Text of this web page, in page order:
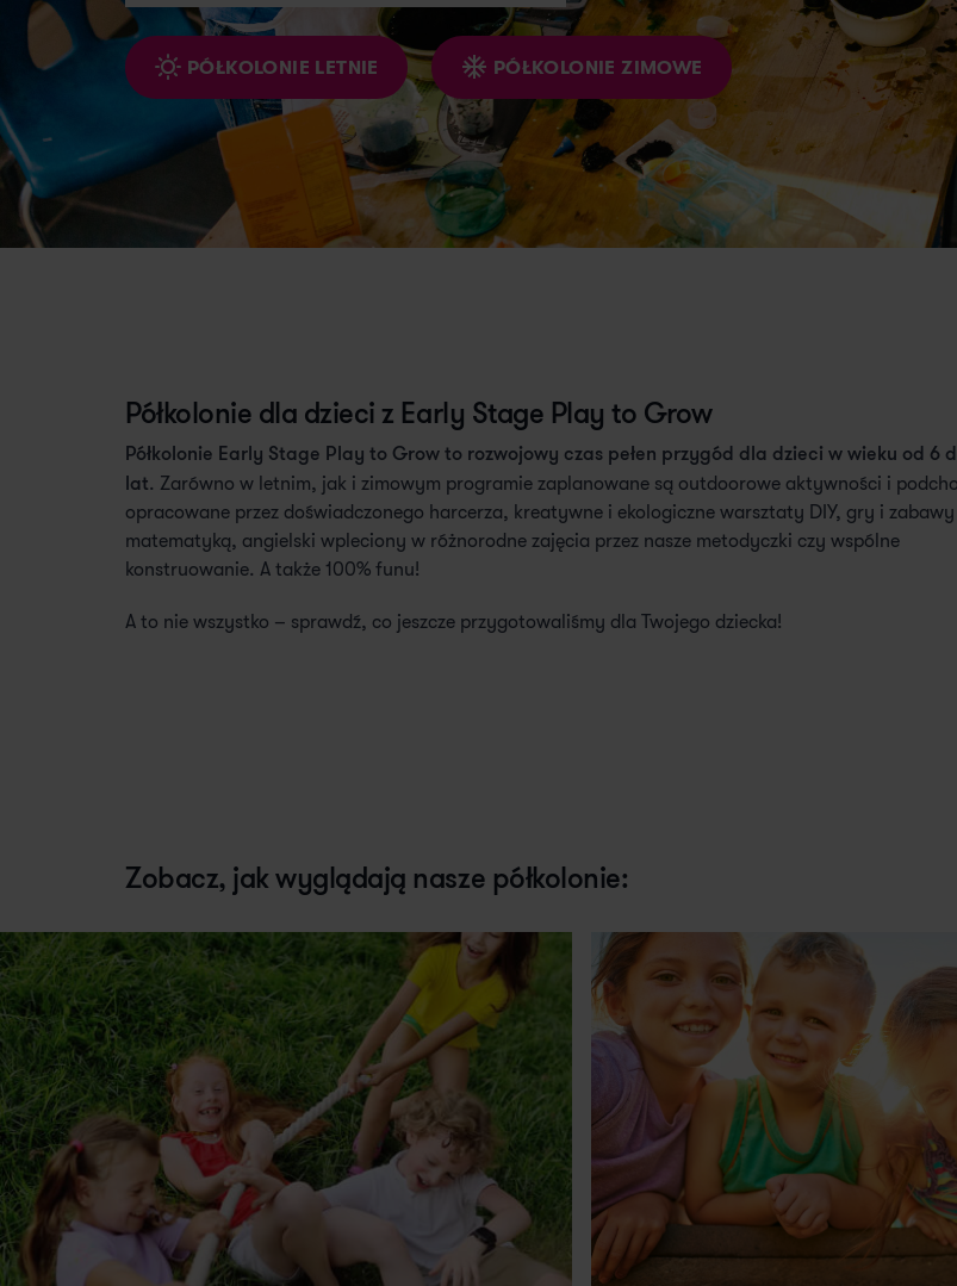
PÓŁKOLONIE LETNIE PÓŁKOLONIE ZIMOWE
Półkolonie dla dzieci z Early Stage Play to Grow
Półkolonie Early Stage Play to Grow to rozwojowy czas pełen przygód dla dzieci w wieku od 6
lat. Zarówno w letnim, jak i zimowym programie zaplanowane są outdoorowe aktywności i
opracowane przez doświadczonego harcerza, kreatywne i ekologiczne warsztaty DIY, gry i zabawy
matematyką, angielski wpleciony w różnorodne zajęcia przez nasze metodyczki czy wspólne
konstruowanie. A także 100% funu!
A to nie wszystko – sprawdź, co jeszcze przygotowaliśmy dla Twojego dziecka!
Zobacz, jak wyglądają nasze półkolonie: